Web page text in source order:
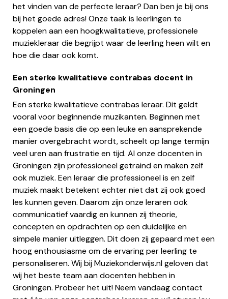
het vinden van de perfecte leraar? Dan ben je bij ons
bij het goede adres! Onze taak is leerlingen te
koppelen aan een hoogkwalitatieve, professionele
muziekleraar die begrijpt waar de leerling heen wilt en
hoe die daar ook komt.
Een sterke kwalitatieve contrabas docent in
Groningen
Een sterke kwalitatieve contrabas leraar. Dit geldt
vooral voor beginnende muzikanten. Beginnen met
een goede basis die op een leuke en aansprekende
manier overgebracht wordt, scheelt op lange termijn
veel uren aan frustratie en tijd. Al onze docenten in
Groningen zijn professioneel getraind en maken zelf
ook muziek. Een leraar die professioneel is en zelf
muziek maakt betekent echter niet dat zij ook goed
les kunnen geven. Daarom zijn onze leraren ook
communicatief vaardig en kunnen zij theorie,
concepten en opdrachten op een duidelijke en
simpele manier uitleggen. Dit doen zij gepaard met een
hoog enthousiasme om de ervaring per leerling te
personaliseren. Wij bij Muziekonderwijs.nl geloven dat
wij het beste team aan docenten hebben in
Groningen. Probeer het uit! Neem vandaag contact